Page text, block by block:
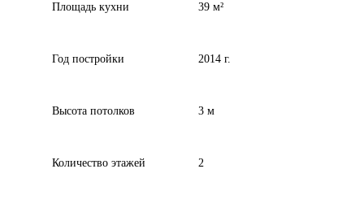
Площадь кухни 39 м²
Год постройки 2014 г.
Высота потолков 3 м
Количество этажей 2